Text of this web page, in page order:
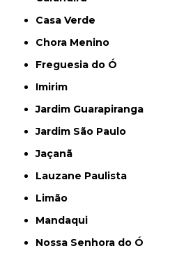
Casa Verde
Chora Menino
Freguesia do Ó
Imirim
Jardim Guarapiranga
Jardim São Paulo
Jaçanã
Lauzane Paulista
Limão
Mandaqui
Nossa Senhora do Ó